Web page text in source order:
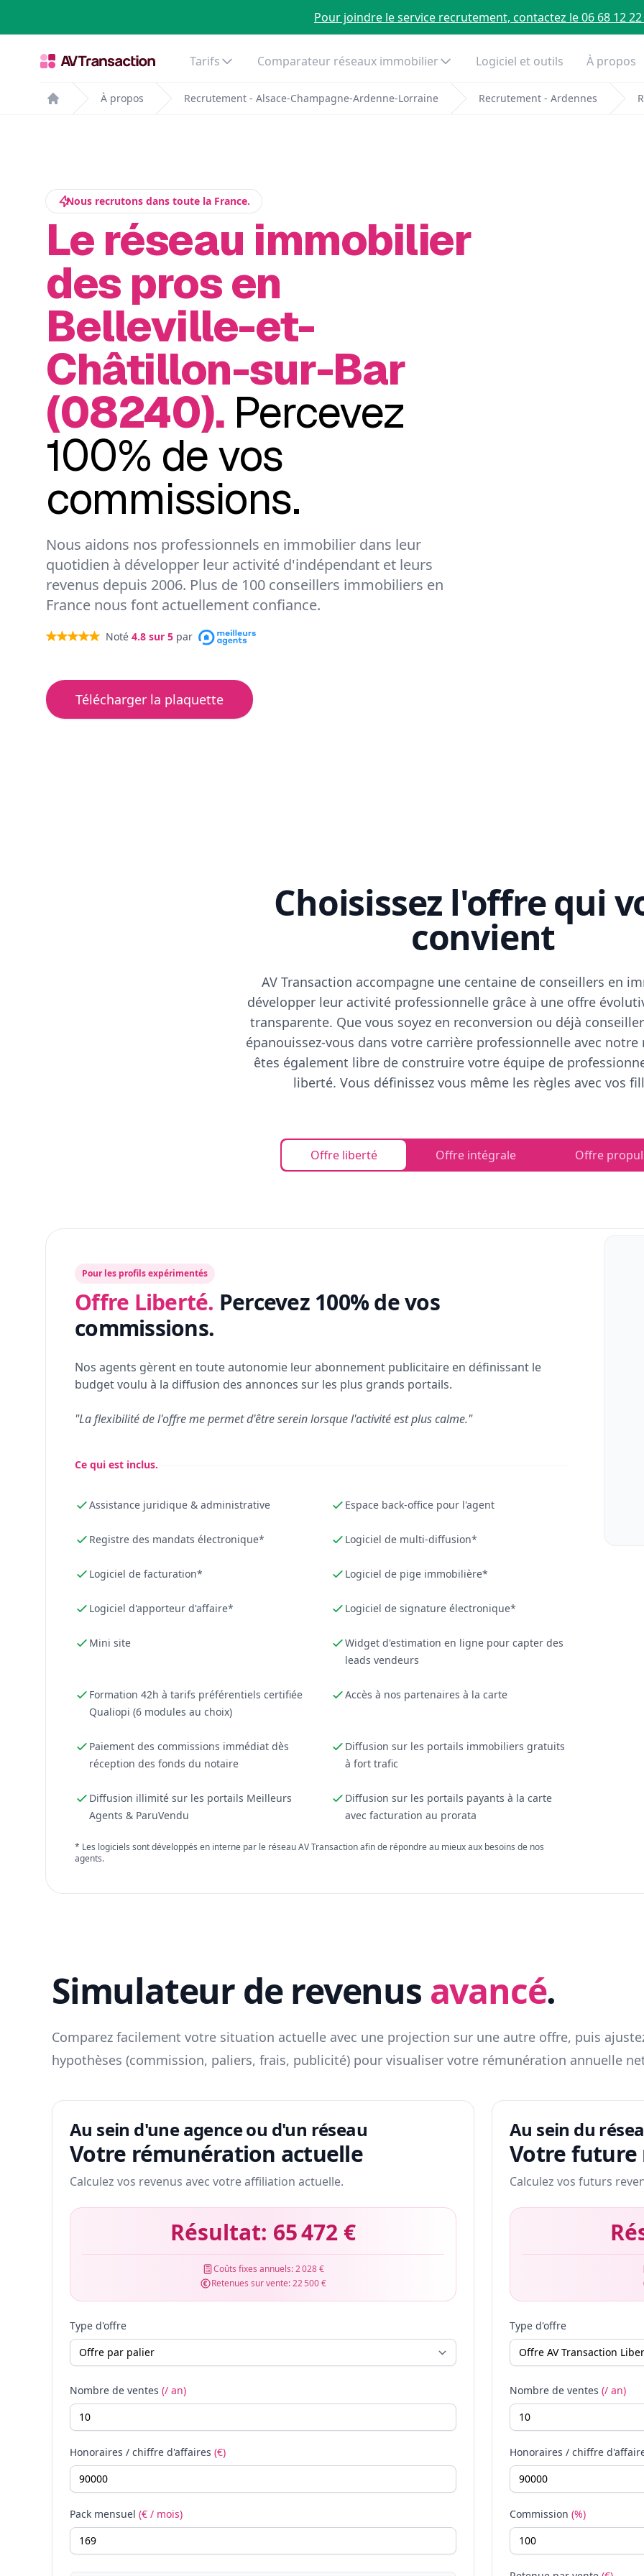
Pour joindre le service recrutement, contactez le 06 68 12 22
Tarifs Comparateur réseaux immobilier Logiciel et outils À propos
Home
À propos Recrutement - Alsace-Champagne-Ardenne-Lorraine Recrutement - Ardennes
Nous recrutons dans toute la France.
Le réseau immobilier
des pros en
Belleville-et-
Châtillon-sur-Bar
(08240). Percevez
100% de vos
commissions.
Nous aidons nos professionnels en immobilier dans leur
quotidien à développer leur activité d'indépendant et leurs
revenus depuis 2006. Plus de 100 conseillers immobiliers en
France nous font actuellement confiance.
Noté 4.8 sur 5 par
Télécharger la plaquette
Choisissez l'offre qui
convient
AV Transaction accompagne une centaine de conseillers en
développer leur activité professionnelle grâce à une offre
transparente. Que vous soyez en reconversion ou déjà
épanouissez-vous dans votre carrière professionnelle avec notre
êtes également libre de construire votre équipe de
liberté. Vous définissez vous même les règles avec vos
Offre liberté Offre intégrale Offre
Pour les profils expérimentés
Offre Liberté. Percevez 100% de vos
commissions.
Nos agents gèrent en toute autonomie leur abonnement publicitaire en définissant le
budget voulu à la diffusion des annonces sur les plus grands portails.
"La flexibilité de l'offre me permet d'être serein lorsque l'activité est plus calme."
Ce qui est inclus.
Assistance juridique & administrative Espace back-office pour l'agent
Registre des mandats électronique* Logiciel de multi-diffusion*
Logiciel de facturation* Logiciel de pige immobilière*
Logiciel d'apporteur d'affaire* Logiciel de signature électronique*
Mini site
Widget d'estimation en ligne pour capter des
leads vendeurs
Formation 42h à tarifs préférentiels certifiée
Qualiopi (6 modules au choix)
Accès à nos partenaires à la carte
Paiement des commissions immédiat dès
réception des fonds du notaire
Diffusion sur les portails immobiliers gratuits
à fort trafic
Diffusion illimité sur les portails Meilleurs
Agents & ParuVendu
Diffusion sur les portails payants à la carte
avec facturation au prorata
* Les logiciels sont développés en interne par le réseau AV Transaction afin de répondre au mieux aux besoins de nos
agents.
Simulateur de revenus avancé.
Comparez facilement votre situation actuelle avec une projection sur une autre offre, puis
hypothèses (commission, paliers, frais, publicité) pour visualiser votre rémunération annuelle
Au sein d'une agence ou d'un réseau
Votre rémunération actuelle
Calculez vos revenus avec votre affiliation actuelle.
Résultat: 65 472 €
Coûts fixes annuels:2 028 €
Retenues sur vente:22 500 €
Type d'offre
Nombre de ventes (/ an)
Honoraires / chiffre d'affaires (€)
Pack mensuel (€ / mois)
Au sein du
Votre
Calculez vos futurs
Type d'offre
Nombre de ventes (/ an)
Honoraires / chiffre
Commission (%)